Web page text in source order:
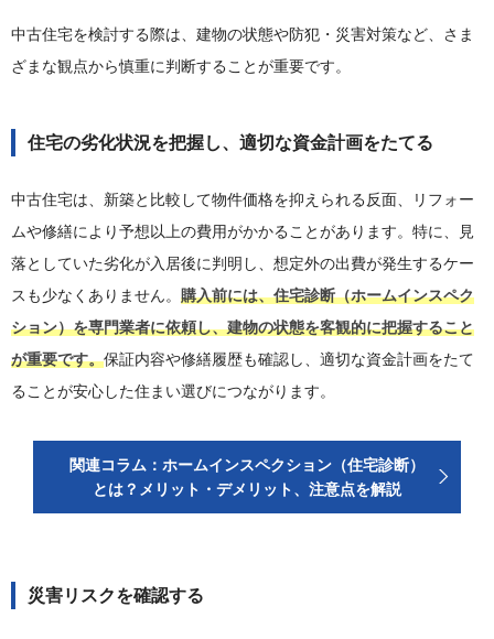
中古住宅を検討する際は、建物の状態や防犯・災害対策など、さま
ざまな観点から慎重に判断することが重要です。
住宅の劣化状況を把握し、適切な資金計画をたてる
中古住宅は、新築と比較して物件価格を抑えられる反面、リフォー
ムや修繕により予想以上の費用がかかることがあります。特に、見
落としていた劣化が入居後に判明し、想定外の出費が発生するケー
スも少なくありません。 購入前には、住宅診断（ホームインスペク
ション）を専門業者に依頼し、建物の状態を客観的に把握すること
が重要です。保証内容や修繕履歴も確認し、適切な資金計画をたて
ることが安心した住まい選びにつながります。
関連コラム：ホームインスペクション（住宅診断）
とは？メリット・デメリット、注意点を解説
災害リスクを確認する